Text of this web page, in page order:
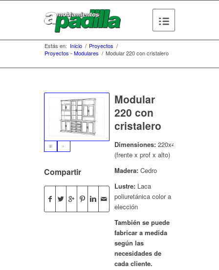
Estás en: Inicio / Proyectos /
Proyectos - Modulares / Modular 220 con cristalero
Compartir
Modular
220 con
cristalero
Dimensiones: 220x45x200
(frente x prof x alto)
Madera: Cedro
Lustre: Laca
poliuretánica color a
elección
También se puede
fabricar a medida
según las
necesidades de
cada cliente.